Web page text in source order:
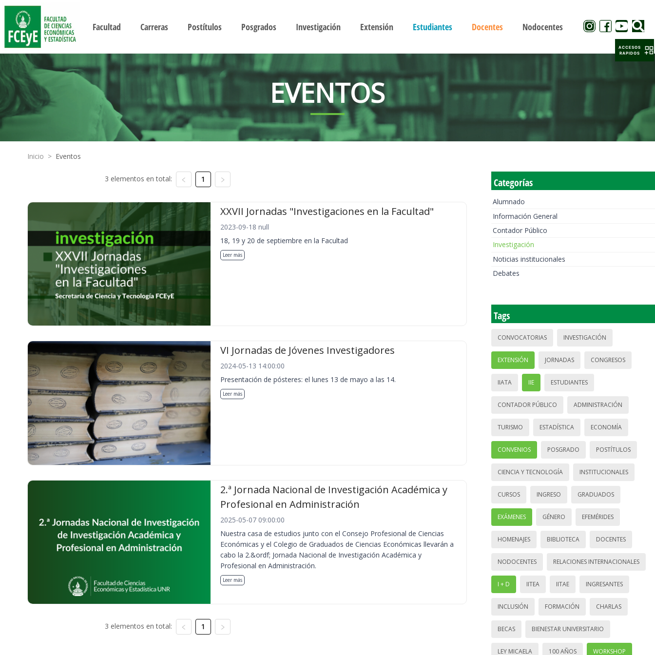
Facultad Carreras Postítulos Posgrados Investigación Extensión Estudiantes Docentes Nodocentes
EVENTOS
Inicio > Eventos
3 elementos en total: 1
XXVII Jornadas "Investigaciones en la Facultad"
2023-09-18 null
18, 19 y 20 de septiembre en la Facultad
Leer más
VI Jornadas de Jóvenes Investigadores
2024-05-13 14:00:00
Presentación de pósteres: el lunes 13 de mayo a las 14.
Leer más
2.ª Jornada Nacional de Investigación Académica y
Profesional en Administración
2025-05-07 09:00:00
Nuestra casa de estudios junto con el Consejo Profesional de Ciencias
Económicas y el Colegio de Graduados de Ciencias Económicas llevarán a
cabo la 2.&ordf; Jornada Nacional de Investigación Académica y
Profesional en Administración.
Leer más
3 elementos en total: 1
Categorías
Alumnado
Información General
Contador Público
Investigación
Noticias institucionales
Debates
Tags
CONVOCATORIAS INVESTIGACIÓN
EXTENSIÓN JORNADAS CONGRESOS
IIATA IIE ESTUDIANTES
CONTADOR PÚBLICO ADMINISTRACIÓN
TURISMO ESTADÍSTICA ECONOMÍA
CONVENIOS POSGRADO POSTÍTULOS
CIENCIA Y TECNOLOGÍA INSTITUCIONALES
CURSOS INGRESO GRADUADOS
EXÁMENES GÉNERO EFEMÉRIDES
HOMENAJES BIBLIOTECA DOCENTES
NODOCENTES RELACIONES INTERNACIONALES
I + D IITEA IITAE INGRESANTES
INCLUSIÓN FORMACIÓN CHARLAS
BECAS BIENESTAR UNIVERSITARIO
LEY MICAELA 100 AÑOS WORKSHOP
ACCESOS
RAPIDOS